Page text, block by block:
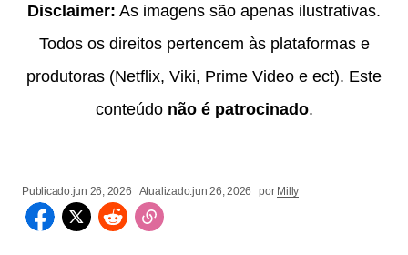
Disclaimer: As imagens são apenas ilustrativas.
Todos os direitos pertencem às plataformas e
produtoras (Netflix, Viki, Prime Video e ect). Este
conteúdo não é patrocinado.
Publicado:jun 26, 2026 Atualizado:jun 26, 2026 por Milly